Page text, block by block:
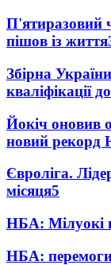
П'ятиразовий
пішов із життя
Збірна
кваліфікації
Йокіч оновив
новий рекорд
Євроліга.
місяця5
НБА: Мілуокі
НБА: перемоги